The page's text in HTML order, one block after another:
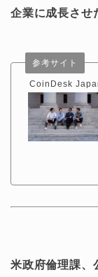
企業に成長させ
CoinDesk
参考サイト
米政府倫理課、